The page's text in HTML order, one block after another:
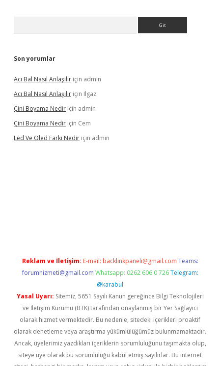
Son yorumlar
Acı Bal Nasıl Anlaşılır için admin
Acı Bal Nasıl Anlaşılır için Ilgaz
Çini Boyama Nedir için admin
Çini Boyama Nedir için Cem
Led Ve Oled Farkı Nedir için admin
Reklam ve İletişim: E-mail: backlinkpaneli@gmail.com Teams:
forumhizmeti@gmail.com Whatsapp: 0262 606 0 726 Telegram:
@karabul
Yasal Uyarı: Sitemiz, 5651 Sayılı Kanun gereğince Bilgi Teknolojileri
ve İletişim Kurumu (BTK) tarafından onaylanmış bir Yer Sağlayıcı
olarak hizmet vermektedir. Bu nedenle, sitedeki içerikleri proaktif
olarak denetleme veya araştırma yükümlülüğümüz bulunmamaktadır.
Ancak, üyelerimiz yazdıkları içeriklerin sorumluluğunu taşımakta olup,
siteye üye olarak bu sorumluluğu kabul etmiş sayılırlar. Bu internet